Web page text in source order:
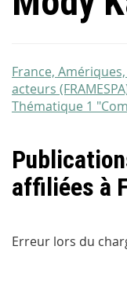
France,
acteurs
Thématique 1
affiliées à
Erreur lors du